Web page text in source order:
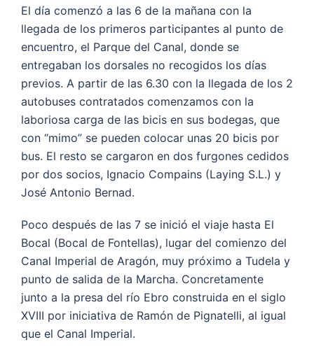
El día comenzó a las 6 de la mañana con la
llegada de los primeros participantes al punto de
encuentro, el Parque del Canal, donde se
entregaban los dorsales no recogidos los días
previos. A partir de las 6.30 con la llegada de los 2
autobuses contratados comenzamos con la
laboriosa carga de las bicis en sus bodegas, que
con “mimo” se pueden colocar unas 20 bicis por
bus. El resto se cargaron en dos furgones cedidos
por dos socios, Ignacio Compains (Laying S.L.) y
José Antonio Bernad.
Poco después de las 7 se inició el viaje hasta El
Bocal (Bocal de Fontellas), lugar del comienzo del
Canal Imperial de Aragón, muy próximo a Tudela y
punto de salida de la Marcha. Concretamente
junto a la presa del río Ebro construida en el siglo
XVIII por iniciativa de Ramón de Pignatelli, al igual
que el Canal Imperial.